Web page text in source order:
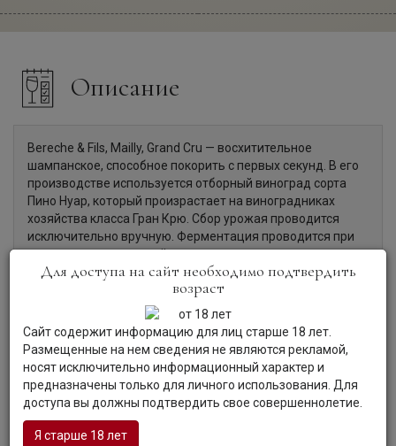
Описание
Bereche & Fils, Mailly, Grand Cru — восхитительное
шампанское, способное покорить с первых секунд. В его
производстве используется отборный виноград сорта
Пино Нуар, который произрастает на виноградниках
хозяйства класса Гран Крю. Сбор урожая проводится
исключительно вручную. Ферментация проводится при
строго контролируемой температуре, вторичная
ферментация проходит в бутылке. Выдерживается
шампанское на осадке в бутылках в течение трех лет.
Органолептические характеристики:
Цвет:Шампанское элегантного золотистого цвета с
мелким перляжем.
Для доступа на сайт необходимо подтвердить
возраст
Сайт содержит информацию для лиц старше 18 лет.
Размещенные на нем сведения не являются рекламой,
носят исключительно информационный характер и
предназначены только для личного использования. Для
доступа вы должны подтвердить свое совершеннолетие.
Я старше 18 лет